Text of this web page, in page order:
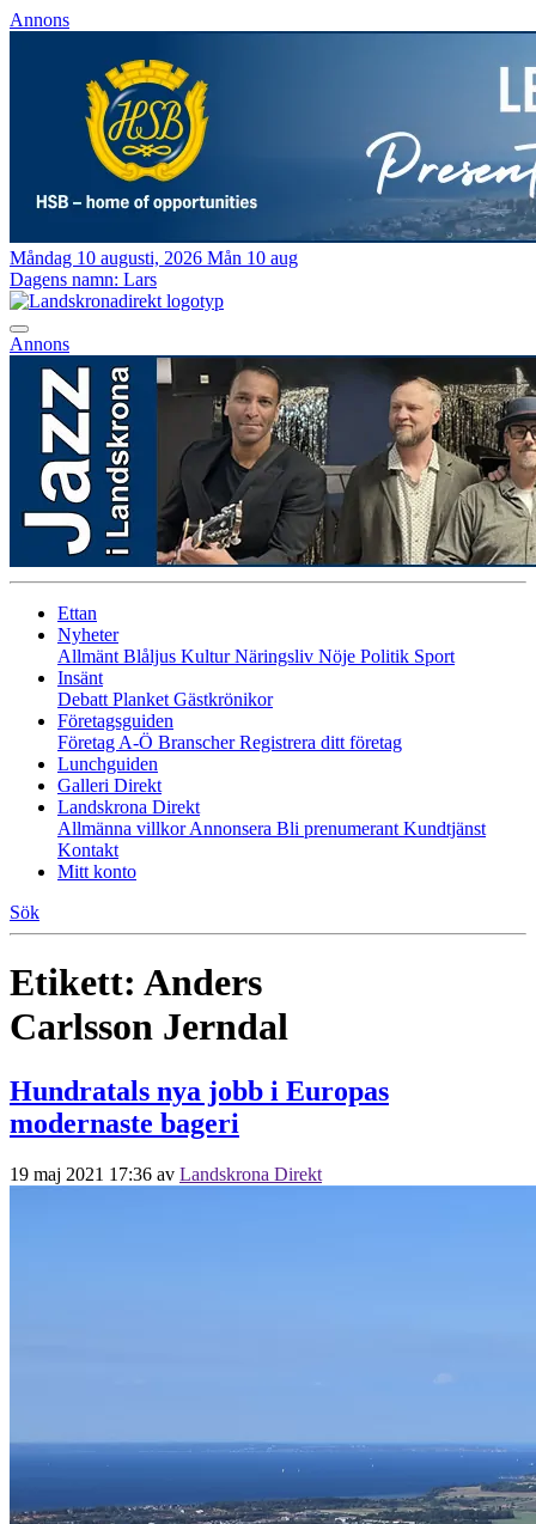
Annons
Måndag 10 augusti, 2026 Mån 10 aug
Dagens namn: Lars
Annons
Ettan
Nyheter
Allmänt Blåljus KulturNäringsliv Nöje Politik Sport
Insänt
Debatt Planket Gästkrönikor
Företagsguiden
Företag A-Ö BranscherRegistrera ditt företag
Lunchguiden
Galleri Direkt
Landskrona Direkt
Allmänna villkorAnnonsera Bli prenumerant Kundtjänst
Kontakt
Mitt konto
Sök
Etikett: Anders
Carlsson Jerndal
Hundratals nya jobb i Europas
modernaste bageri
19 maj 2021 17:36 av Landskrona Direkt